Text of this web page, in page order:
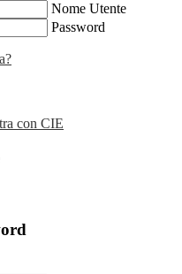
Nome Utente
Password
con CIE